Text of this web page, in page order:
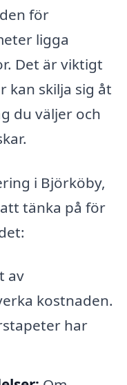
för
ligga
Det är viktigt
kan skilja sig åt
du väljer och
i Björköby,
tänka på för
av
kostnaden.
har